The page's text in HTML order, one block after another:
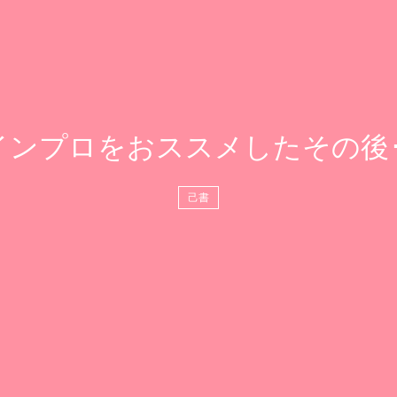
ンプロをおススメしたその後
己書